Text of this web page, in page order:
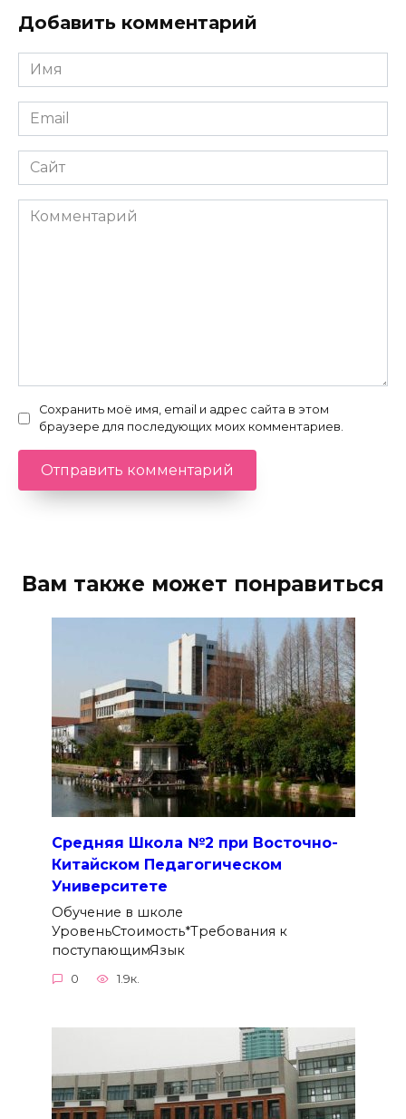
Добавить комментарий
Имя
*
Email
*
Сайт
Комментарий
Сохранить моё имя, email и адрес сайта в этом
браузере для последующих моих комментариев.
Вам также может понравиться
Средняя Школа №2 при Восточно-
Китайском Педагогическом
Университете
Обучение в школе
УровеньСтоимость*Требования к
поступающимЯзык
0 1.9к.